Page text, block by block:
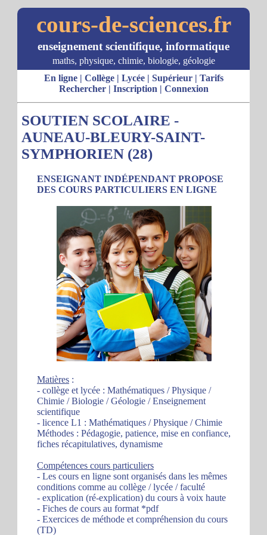
cours-de-sciences.fr
enseignement scientifique, informatique
maths, physique, chimie, biologie, géologie
En ligne| Collège| Lycée| Supérieur| Tarifs
Rechercher| Inscription | Connexion
SOUTIEN SCOLAIRE -
AUNEAU-BLEURY-SAINT-
SYMPHORIEN (28)
ENSEIGNANT INDÉPENDANT PROPOSE
DES COURS PARTICULIERS EN LIGNE
Matières :
- collège et lycée : Mathématiques / Physique /
Chimie / Biologie / Géologie / Enseignement
scientifique
- licence L1 : Mathématiques / Physique / Chimie
Méthodes : Pédagogie, patience, mise en confiance,
fiches récapitulatives, dynamisme
Compétences cours particuliers
- Les cours en ligne sont organisés dans les mêmes
conditions comme au collège / lycée / faculté
- explication (ré-explication) du cours à voix haute
- Fiches de cours au format *pdf
- Exercices de méthode et compréhension du cours
(TD)